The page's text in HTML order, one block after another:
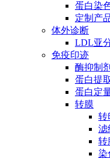
蛋白染
定制产
体外诊断
LDL亚
免疫印迹
酶抑制剂
蛋白提
蛋白定
转膜
转
滤
转
染